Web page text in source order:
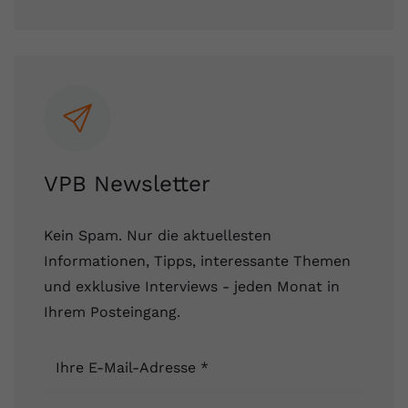
VPB Newsletter
Kein Spam. Nur die aktuellesten
Informationen, Tipps, interessante Themen
und exklusive Interviews - jeden Monat in
Ihrem Posteingang.
Ihre E-Mail-Adresse *
Zweck
Anbieter Youtube.com
Laufzeit
YouTube setzt diesen Cookie, um die
Videos verwendet.